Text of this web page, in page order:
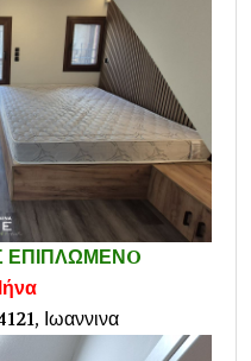
ΕΠΙΠΛΩΜΕΝO
Ιωαννινα